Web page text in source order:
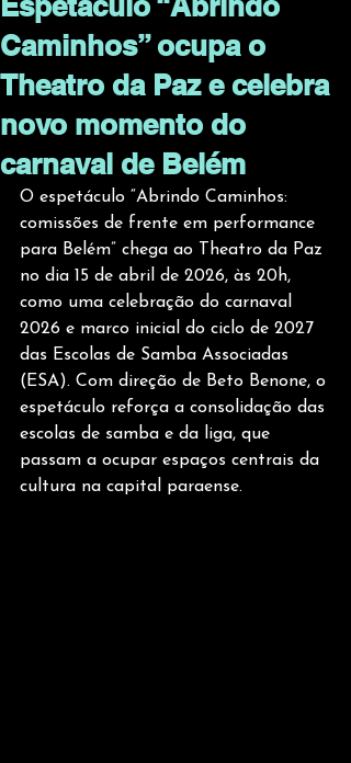
Caminhos” ocupa o
Theatro da Paz e celebra
novo momento do
carnaval de Belém
O espetáculo “Abrindo Caminhos:
comissões de frente em performance
para Belém” chega ao Theatro da Paz
no dia 15 de abril de 2026, às 20h,
como uma celebração do carnaval
2026 e marco inicial do ciclo de 2027
das Escolas de Samba Associadas
(ESA). Com direção de Beto Benone, o
espetáculo reforça a consolidação das
escolas de samba e da liga, que
passam a ocupar espaços centrais da
cultura na capital paraense.